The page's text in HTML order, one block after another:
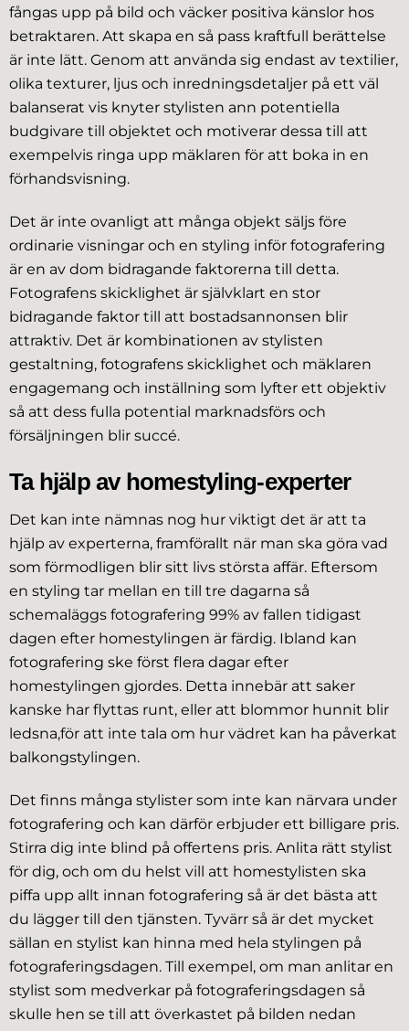
fångas upp på bild och väcker positiva känslor hos
betraktaren. Att skapa en så pass kraftfull berättelse
är inte lätt. Genom att använda sig endast av textilier,
olika texturer, ljus och inredningsdetaljer på ett väl
balanserat vis knyter stylisten ann potentiella
budgivare till objektet och motiverar dessa till att
exempelvis ringa upp mäklaren för att boka in en
förhandsvisning.
Det är inte ovanligt att många objekt säljs före
ordinarie visningar och en styling inför fotografering
är en av dom bidragande faktorerna till detta.
Fotografens skicklighet är självklart en stor
bidragande faktor till att bostadsannonsen blir
attraktiv. Det är kombinationen av stylisten
gestaltning, fotografens skicklighet och mäklaren
engagemang och inställning som lyfter ett objektiv
så att dess fulla potential marknadsförs och
försäljningen blir succé.
Ta hjälp av homestyling-experter
Det kan inte nämnas nog hur viktigt det är att ta
hjälp av experterna, framförallt när man ska göra vad
som förmodligen blir sitt livs största affär. Eftersom
en styling tar mellan en till tre dagarna så
schemaläggs fotografering 99% av fallen tidigast
dagen efter homestylingen är färdig. Ibland kan
fotografering ske först flera dagar efter
homestylingen gjordes. Detta innebär att saker
kanske har flyttas runt, eller att blommor hunnit blir
ledsna,för att inte tala om hur vädret kan ha påverkat
balkongstylingen.
Det finns många stylister som inte kan närvara under
fotografering och kan därför erbjuder ett billigare pris.
Stirra dig inte blind på offertens pris. Anlita rätt stylist
för dig, och om du helst vill att homestylisten ska
piffa upp allt innan fotografering så är det bästa att
du lägger till den tjänsten. Tyvärr så är det mycket
sällan en stylist kan hinna med hela stylingen på
fotograferingsdagen. Till exempel, om man anlitar en
stylist som medverkar på fotograferingsdagen så
skulle hen se till att överkastet på bilden nedan